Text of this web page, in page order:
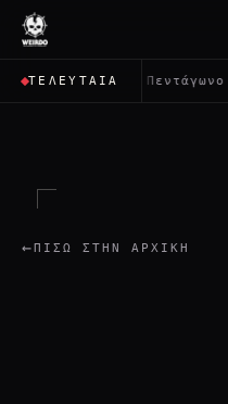
ΤΕΛΕΥΤΑΊΑ
✦ Το Πεντάγωνο
←ΠΊΣΩ ΣΤΗΝ ΑΡΧΙΚΉ